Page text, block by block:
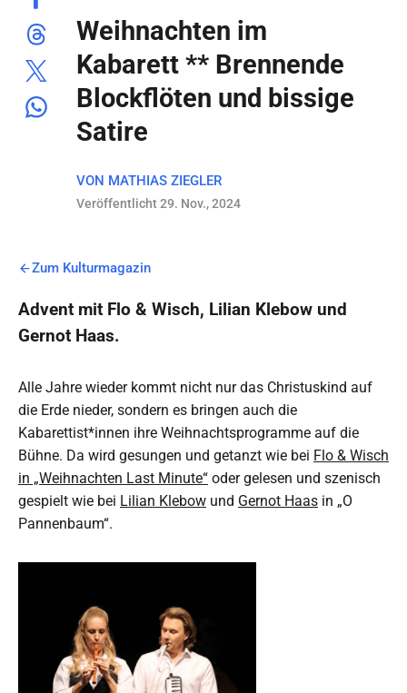
Weihnachten im
Kabarett ** Brennende
Blockflöten und bissige
Satire
VON MATHIAS ZIEGLER
Veröffentlicht 29. Nov., 2024
Zum Kulturmagazin
Advent mit Flo & Wisch, Lilian Klebow und
Gernot Haas.
Alle Jahre wieder kommt nicht nur das Christuskind auf
die Erde nieder, sondern es bringen auch die
Kabarettist*innen ihre Weihnachtsprogramme auf die
Bühne. Da wird gesungen und getanzt wie bei Flo & Wisch
in „Weihnachten Last Minute“ oder gelesen und szenisch
gespielt wie bei Lilian Klebow und Gernot Haas in „O
Pannenbaum“.